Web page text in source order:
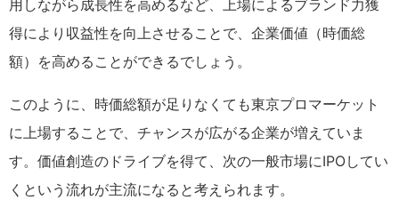
用しながら成長性を高めるなど、上場によるブランド力獲
得により収益性を向上させることで、企業価値（時価総
額）を高めることができるでしょう。
このように、時価総額が足りなくても東京プロマーケット
に上場することで、チャンスが広がる企業が増えていま
す。価値創造のドライブを得て、次の一般市場にIPOしてい
くという流れが主流になると考えられます。